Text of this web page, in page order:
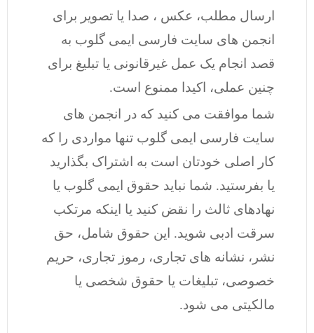
ارسال مطلب، عکس ، صدا یا تصویر برای
انجمن های سایت فارسی ایمی گلوب به
قصد انجام یک عمل غیرقانونی یا تبلیغ برای
چنین عملی، اکیدا ممنوع است.
شما موافقت می کنید که در انجمن های
سایت فارسی ایمی گلوب تنها مواردی را که
کار اصلی خودتان است به اشتراک بگذارید
یا بفرستید. شما نباید حقوق ایمی گلوب یا
نهادهای ثالث را نقض کنید یا اینکه مرتکب
سرقت ادبی شوید. این حقوق شامل، حق
نشر، نشانه های تجاری، رموز تجاری، حریم
خصوصی، تبلیغات یا حقوق شخصی یا
مالکیتی می شود.